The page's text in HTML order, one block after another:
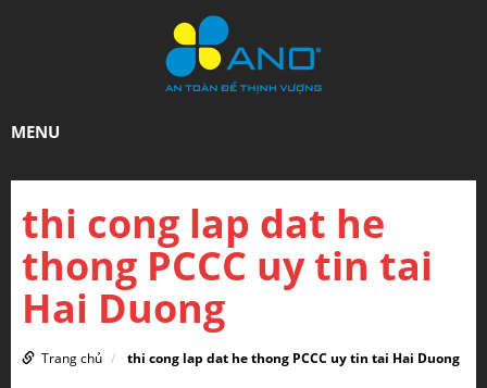
MENU
thi cong lap dat he
thong PCCC uy tin tai
Hai Duong
Trang chủ thi cong lap dat he thong PCCC uy tin tai Hai Duong